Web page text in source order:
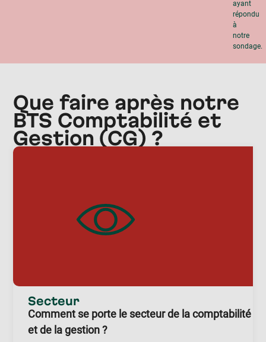
ayant
répondu
à
notre
sondage.
Que faire après notre
BTS Comptabilité et
Gestion (CG) ?
Secteur
Comment se porte le secteur de la comptabilité
et de la gestion ?